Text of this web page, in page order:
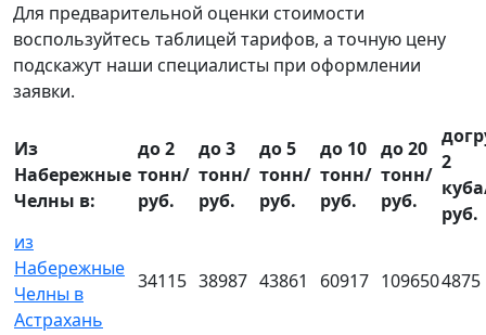
Для предварительной оценки стоимости
воспользуйтесь таблицей тарифов, а точную цену
подскажут наши специалисты при оформлении
заявки.
Из
Набережные
Челны в:
до 2
тонн/
руб.
до 3
тонн/
руб.
до 5
тонн/
руб.
до 10
тонн/
руб.
до 20
тонн/
руб.
2
руб.
из
Набережные
Челны в
Астрахань
34115 38987 43861 60917 1096504875